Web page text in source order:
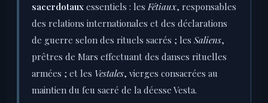
sacerdotaux essentiels : lesFétiaux, responsables
des relations internationales et des déclarations
de guerre selon des rituels sacrés ; les Saliens,
prêtres de Mars effectuant des danses rituelles
armées ; et les Vestales, vierges consacrées au
maintien du feu sacré de la déesse Vesta.